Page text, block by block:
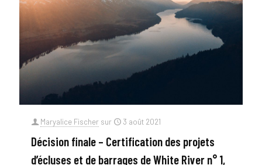
Maryalice Fischer sur 3 août 2021
Décision finale – Certification des projets
d’écluses et de barrages de White River n° 1,